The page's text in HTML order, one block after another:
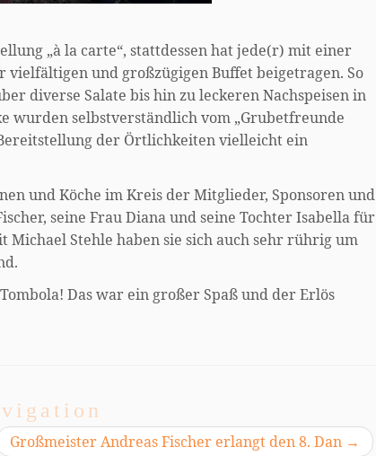
„à la carte“, stattdessen hat jede(r) mit einer
und großzügigen Buffet beigetragen. So
diverse Salate bis hin zu leckeren Nachspeisen in
wurden selbstverständlich vom „Grubetfreunde
der Örtlichkeiten vielleicht ein
und Köche im Kreis der Mitglieder, Sponsoren und
seine Frau Diana und seine Tochter Isabella für
Michael Stehle haben sie sich auch sehr rührig um
Das war ein großer Spaß und der Erlös
Großmeister Andreas Fischer erlangt den 8. Dan →